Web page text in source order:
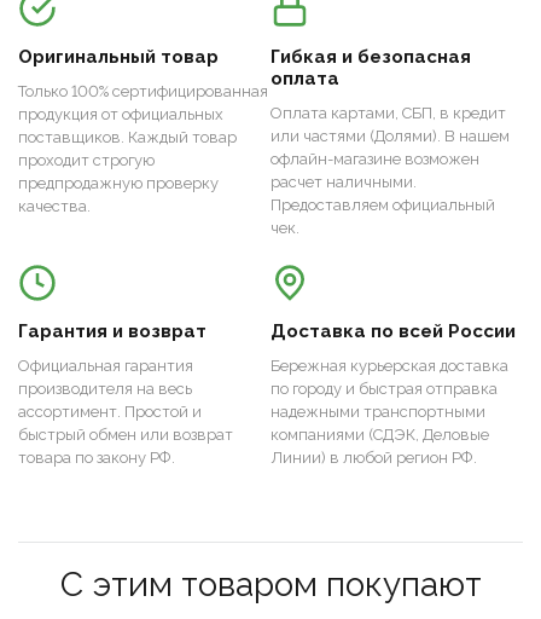
Оригинальный товар
Только 100% сертифицированная
продукция от официальных
поставщиков. Каждый товар
проходит строгую
предпродажную проверку
качества.
Гибкая и безопасная
оплата
Оплата картами, СБП, в кредит
или частями (Долями). В нашем
офлайн-магазине возможен
расчет наличными.
Предоставляем официальный
чек.
Гарантия и возврат
Официальная гарантия
производителя на весь
ассортимент. Простой и
быстрый обмен или возврат
товара по закону РФ.
Доставка по всей России
Бережная курьерская доставка
по городу и быстрая отправка
надежными транспортными
компаниями (СДЭК, Деловые
Линии) в любой регион РФ.
С этим товаром покупают